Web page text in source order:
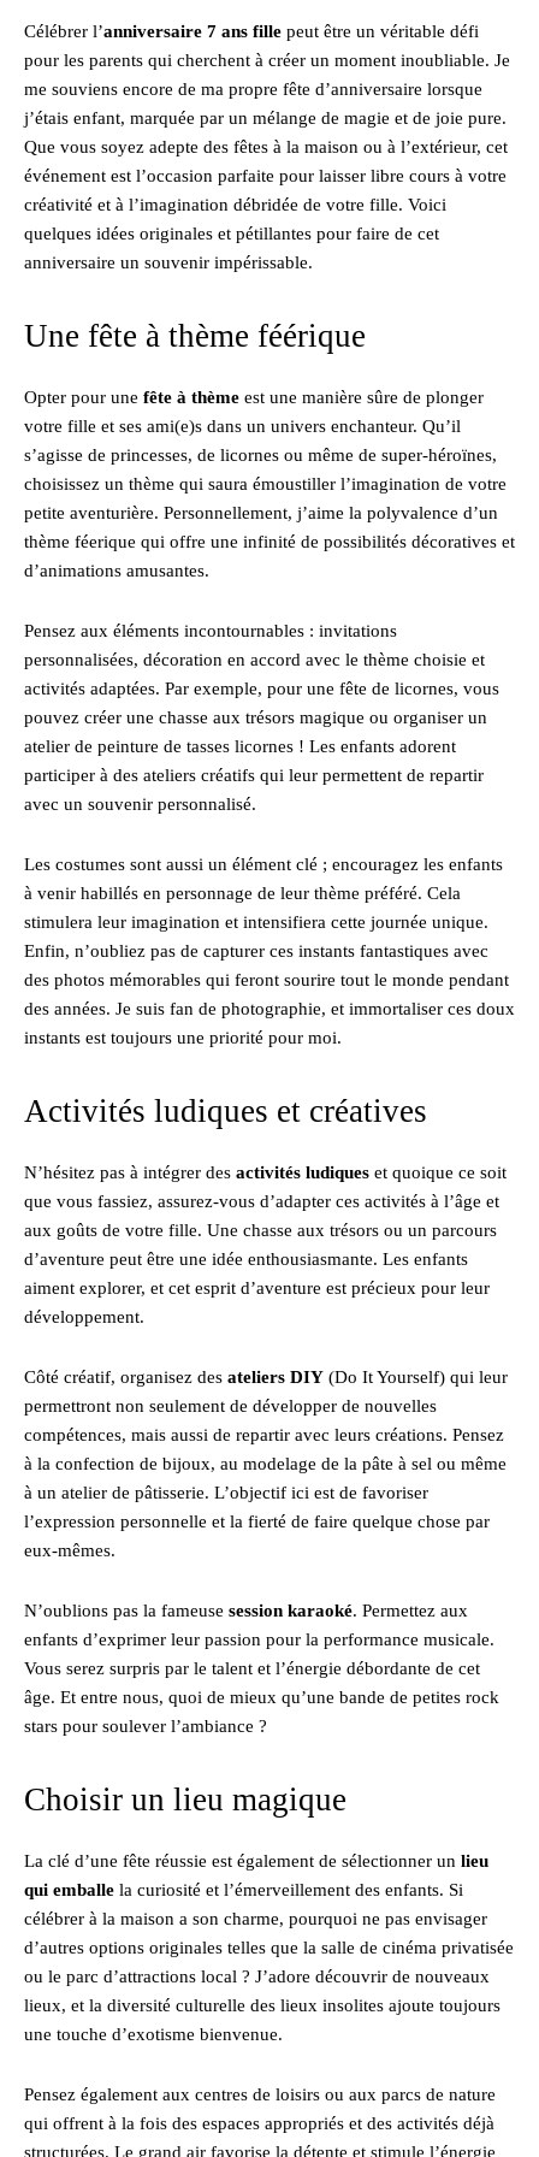
Célébrer l’anniversaire 7 ans fille peut être un véritable défi
pour les parents qui cherchent à créer un moment inoubliable. Je
me souviens encore de ma propre fête d’anniversaire lorsque
j’étais enfant, marquée par un mélange de magie et de joie pure.
Que vous soyez adepte des fêtes à la maison ou à l’extérieur, cet
événement est l’occasion parfaite pour laisser libre cours à votre
créativité et à l’imagination débridée de votre fille. Voici
quelques idées originales et pétillantes pour faire de cet
anniversaire un souvenir impérissable.
Une fête à thème féérique
Opter pour une fête à thème est une manière sûre de plonger
votre fille et ses ami(e)s dans un univers enchanteur. Qu’il
s’agisse de princesses, de licornes ou même de super-héroïnes,
choisissez un thème qui saura émoustiller l’imagination de votre
petite aventurière. Personnellement, j’aime la polyvalence d’un
thème féerique qui offre une infinité de possibilités décoratives et
d’animations amusantes.
Pensez aux éléments incontournables : invitations
personnalisées, décoration en accord avec le thème choisie et
activités adaptées. Par exemple, pour une fête de licornes, vous
pouvez créer une chasse aux trésors magique ou organiser un
atelier de peinture de tasses licornes ! Les enfants adorent
participer à des ateliers créatifs qui leur permettent de repartir
avec un souvenir personnalisé.
Les costumes sont aussi un élément clé ; encouragez les enfants
à venir habillés en personnage de leur thème préféré. Cela
stimulera leur imagination et intensifiera cette journée unique.
Enfin, n’oubliez pas de capturer ces instants fantastiques avec
des photos mémorables qui feront sourire tout le monde pendant
des années. Je suis fan de photographie, et immortaliser ces doux
instants est toujours une priorité pour moi.
Activités ludiques et créatives
N’hésitez pas à intégrer des activités ludiques et quoique ce soit
que vous fassiez, assurez-vous d’adapter ces activités à l’âge et
aux goûts de votre fille. Une chasse aux trésors ou un parcours
d’aventure peut être une idée enthousiasmante. Les enfants
aiment explorer, et cet esprit d’aventure est précieux pour leur
développement.
Côté créatif, organisez des ateliers DIY (Do It Yourself) qui leur
permettront non seulement de développer de nouvelles
compétences, mais aussi de repartir avec leurs créations. Pensez
à la confection de bijoux, au modelage de la pâte à sel ou même
à un atelier de pâtisserie. L’objectif ici est de favoriser
l’expression personnelle et la fierté de faire quelque chose par
eux-mêmes.
N’oublions pas la fameuse session karaoké. Permettez aux
enfants d’exprimer leur passion pour la performance musicale.
Vous serez surpris par le talent et l’énergie débordante de cet
âge. Et entre nous, quoi de mieux qu’une bande de petites rock
stars pour soulever l’ambiance ?
Choisir un lieu magique
La clé d’une fête réussie est également de sélectionner un lieu
qui emballe la curiosité et l’émerveillement des enfants. Si
célébrer à la maison a son charme, pourquoi ne pas envisager
d’autres options originales telles que la salle de cinéma privatisée
ou le parc d’attractions local ? J’adore découvrir de nouveaux
lieux, et la diversité culturelle des lieux insolites ajoute toujours
une touche d’exotisme bienvenue.
Pensez également aux centres de loisirs ou aux parcs de nature
qui offrent à la fois des espaces appropriés et des activités déjà
structurées. Le grand air favorise la détente et stimule l’énergie